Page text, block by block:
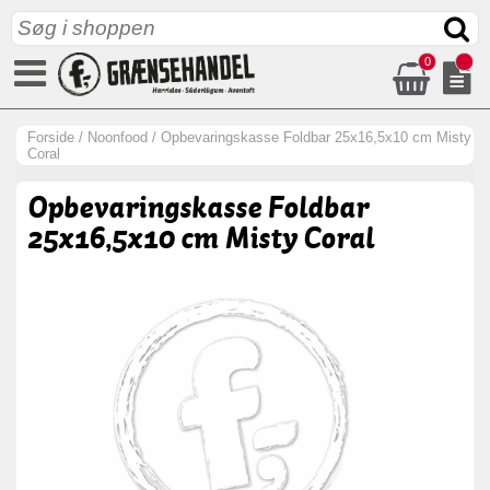
0
Forside / Noonfood / Opbevaringskasse Foldbar 25x16,5x10 cm Misty
Coral
Opbevaringskasse Foldbar
25x16,5x10 cm Misty Coral